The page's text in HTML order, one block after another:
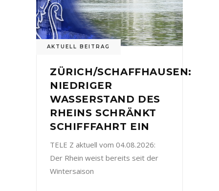
AKTUELL BEITRAG
ZÜRICH/SCHAFFHAUSEN:
NIEDRIGER
WASSERSTAND DES
RHEINS SCHRÄNKT
SCHIFFFAHRT EIN
TELE Z aktuell vom 04.08.2026:
Der Rhein weist bereits seit der
Wintersaison